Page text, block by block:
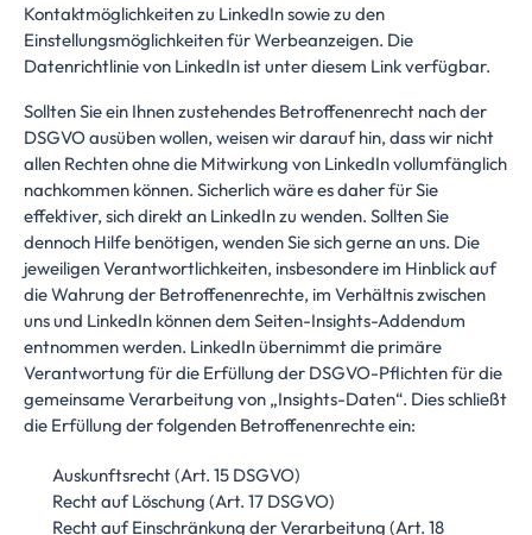
Kontaktmöglichkeiten zu LinkedIn sowie zu den
Einstellungsmöglichkeiten für Werbeanzeigen. Die
Datenrichtlinie von LinkedIn ist unterdiesem Linkverfügbar.
Sollten Sie ein Ihnen zustehendes Betroffenenrecht nach der
DSGVO ausüben wollen, weisen wir darauf hin, dass wir nicht
allen Rechten ohne die Mitwirkung von LinkedIn vollumfänglich
nachkommen können. Sicherlich wäre es daher für Sie
effektiver, sich direkt an LinkedIn zu wenden. Sollten Sie
dennoch Hilfe benötigen, wenden Sie sich gerne an uns. Die
jeweiligen Verantwortlichkeiten, insbesondere im Hinblick auf
die Wahrung der Betroffenenrechte, im Verhältnis zwischen
uns und LinkedIn können dem Seiten-Insights-Addendum
entnommen werden. LinkedIn übernimmt die primäre
Verantwortung für die Erfüllung der DSGVO-Pflichten für die
gemeinsame Verarbeitung von „Insights-Daten“. Dies schließt
die Erfüllung der folgenden Betroffenenrechte ein:
Auskunftsrecht (Art. 15 DSGVO)
Recht auf Löschung (Art. 17 DSGVO)
Recht auf Einschränkung der Verarbeitung (Art. 18